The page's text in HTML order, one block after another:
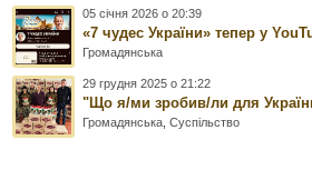
05 січня 2026 о 20:39
«7 чудес України» тепер у
Громадянська
29 грудня 2025 о 21:22
"Що я/ми зробив/ли для
Громадянська ,Суспільство